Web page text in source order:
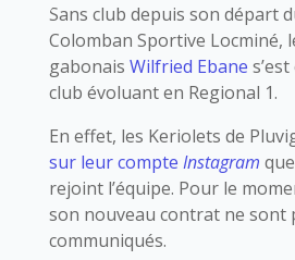
Sans club depuis son départ
Colomban Sportive Locminé,
gabonais Wilfried Ebane
club évoluant en Regional 1.
En effet, les Keriolets de
sur leur compte Instagram
rejoint l’équipe. Pour le
son nouveau contrat ne sont
communiqués.